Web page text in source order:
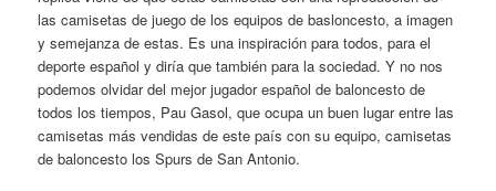
las camisetas de juego de los equipos de basloncesto, a imagen
y semejanza de estas. Es una inspiración para todos, para el
deporte español y diría que también para la sociedad. Y no nos
podemos olvidar del mejor jugador español de baloncesto de
todos los tiempos, Pau Gasol, que ocupa un buen lugar entre las
camisetas más vendidas de este país con su equipo, camisetas
de baloncesto los Spurs de San Antonio.